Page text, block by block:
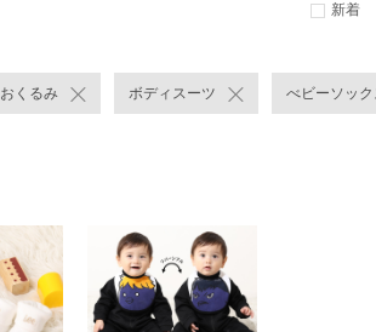
新着
おくるみ ボディスーツ べビーソック